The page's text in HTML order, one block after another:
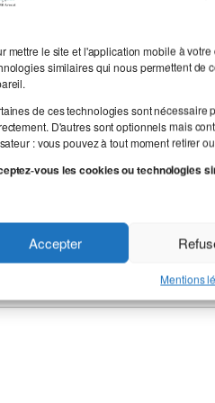
mettre le site et l'application mobile à
similaires qui nous permettent de
de ces technologies sont nécessaire
D'autres sont optionnels mais
: vous pouvez à tout moment retirer
vous les cookies ou technologies
Accepter
Mentions